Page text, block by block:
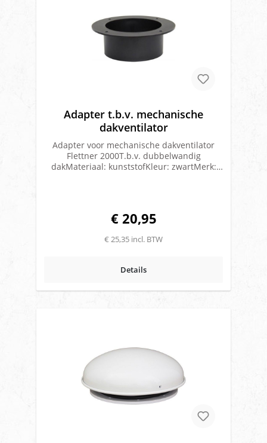
Adapter t.b.v. mechanische
dakventilator
Adapter voor mechanische dakventilator
Flettner 2000T.b.v. dubbelwandig
dakMateriaal: kunststofKleur: zwartMerk:
€ 20,95
€ 25,35 incl. BTW
Details